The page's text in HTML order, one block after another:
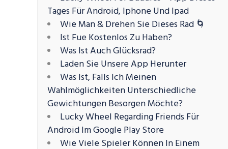
Tages Für Android, Iphone Und Ipad
Wie Man & Drehen Sie Dieses Rad 🌀
Ist Fue Kostenlos Zu Haben?
Was Ist Auch Glücksrad?
Laden Sie Unsere App Herunter
Was Ist, Falls Ich Meinen
Wahlmöglichkeiten Unterschiedliche
Gewichtungen Besorgen Möchte?
Lucky Wheel Regarding Friends Für
Android Im Google Play Store
Wie Viele Spieler Können In Einem